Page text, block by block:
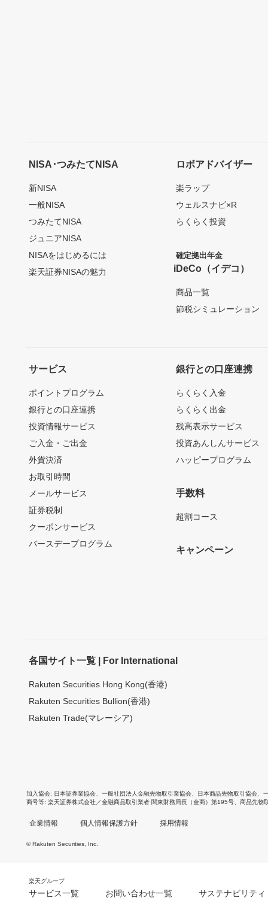
NISA･つみたてNISA
新NISA
一般NISA
つみたてNISA
ジュニアNISA
NISAをはじめるには
楽天証券NISAの魅力
ロボアドバイザー
楽ラップ
ウェルスナビ×R
らくらく投資
確定拠出年金
iDeCo（イデコ）
商品一覧
節税シミュレーション
サービス
ポイントプログラム
銀行との口座連携
投資情報サービス
ご入金・ご出金
外貨決済
お取引時間
メールサービス
証券税制
クーポンサービス
バースデープログラム
銀行との口座連携
らくらく入金
らくらく出金
残高表示サービス
投資あんしんサービス
ハッピープログラム
手数料
超割コース
キャンペーン
各国サイト一覧 | For International
Rakuten Securities Hong Kong(香港)
Rakuten Securities Bullion(香港)
Rakuten Trade(マレーシア)
加入協会 日本証券業協会 一般社団法人金融先物取引業協会 日本商品先物取引協会
商号等 楽天証券株式会社／金融商品取引業者 関東財務局長（金商）第195号、商品先物
企業情報 個人情報保護方針 採用情報
© Rakuten Securities, Inc.
楽天グループ
サービス一覧 お問い合わせ一覧 サステナビリティ